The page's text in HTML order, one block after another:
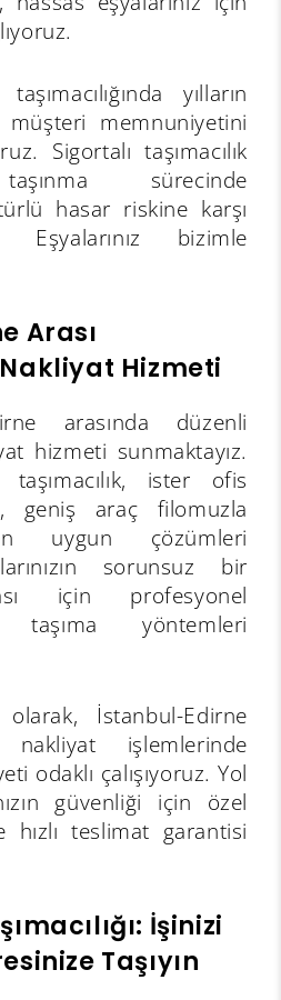
yılların
memnuniyetini
Sigortalı taşımacılık
sürecinde
hasar riskine karşı
Eşyalarınız bizimle
Arası
Hizmeti
arasında düzenli
hizmeti sunmaktayız.
ister ofis
geniş araç filomuzla
uygun çözümleri
sorunsuz bir
için profesyonel
yöntemleri
İstanbul-Edirne
işlemlerinde
odaklı çalışıyoruz. Yol
güvenliği için özel
hızlı teslimat garantisi
İşinizi
Taşıyın